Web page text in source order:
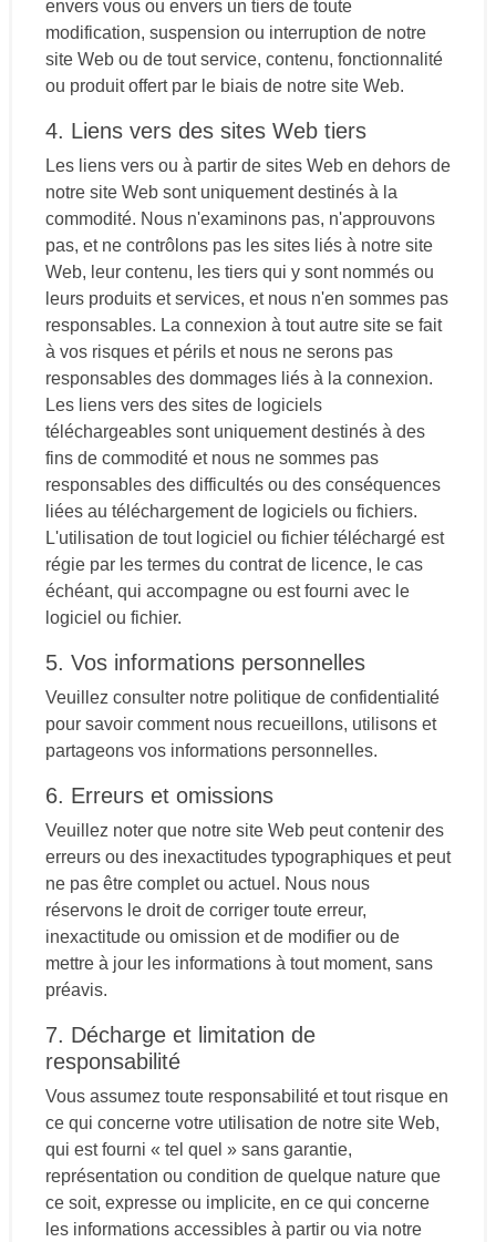
envers vous ou envers un tiers de toute
modification, suspension ou interruption de notre
site Web ou de tout service, contenu, fonctionnalité
ou produit offert par le biais de notre site Web.
4. Liens vers des sites Web tiers
Les liens vers ou à partir de sites Web en dehors de
notre site Web sont uniquement destinés à la
commodité. Nous n'examinons pas, n'approuvons
pas, et ne contrôlons pas les sites liés à notre site
Web, leur contenu, les tiers qui y sont nommés ou
leurs produits et services, et nous n'en sommes pas
responsables. La connexion à tout autre site se fait
à vos risques et périls et nous ne serons pas
responsables des dommages liés à la connexion.
Les liens vers des sites de logiciels
téléchargeables sont uniquement destinés à des
fins de commodité et nous ne sommes pas
responsables des difficultés ou des conséquences
liées au téléchargement de logiciels ou fichiers.
L'utilisation de tout logiciel ou fichier téléchargé est
régie par les termes du contrat de licence, le cas
échéant, qui accompagne ou est fourni avec le
logiciel ou fichier.
5. Vos informations personnelles
Veuillez consulter notre politique de confidentialité
pour savoir comment nous recueillons, utilisons et
partageons vos informations personnelles.
6. Erreurs et omissions
Veuillez noter que notre site Web peut contenir des
erreurs ou des inexactitudes typographiques et peut
ne pas être complet ou actuel. Nous nous
réservons le droit de corriger toute erreur,
inexactitude ou omission et de modifier ou de
mettre à jour les informations à tout moment, sans
préavis.
7. Décharge et limitation de
responsabilité
Vous assumez toute responsabilité et tout risque en
ce qui concerne votre utilisation de notre site Web,
qui est fourni « tel quel » sans garantie,
représentation ou condition de quelque nature que
ce soit, expresse ou implicite, en ce qui concerne
les informations accessibles à partir ou via notre